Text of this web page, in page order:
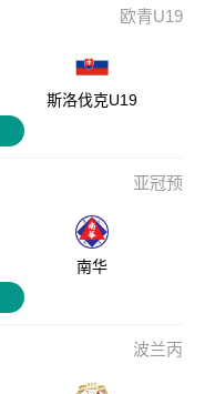
欧青U19
斯洛伐克U19
亚冠预
南华
波兰丙